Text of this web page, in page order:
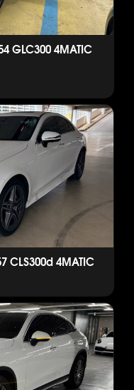
GLC300 4MATIC
CLS300d 4MATIC